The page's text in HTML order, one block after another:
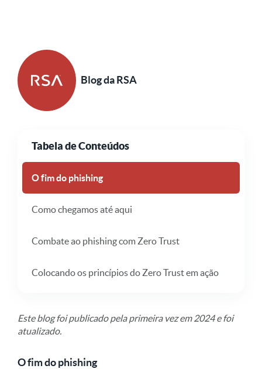
Blog da RSA
Tabela de Conteúdos
O fim do phishing
Como chegamos até aqui
Combate ao phishing com Zero Trust
Colocando os princípios do Zero Trust em ação
Este blog foi publicado pela primeira vez em 2024 e foi
atualizado.
O fim do phishing